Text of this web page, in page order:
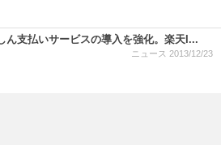
ん支払いサービスの導入を強化。楽天I...
ニュース 2013/12/23